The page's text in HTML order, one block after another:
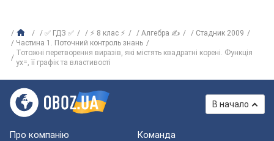
✅ ГДЗ ✅ ⚡ 8 клас ⚡ Алгебра ✍
Стадник 2009
Частина 1. Поточний контроль знань
Тотожні перетворення виразів, які містять квадратні корені. Функція
yx=, її графік та властивості
В начало
Про компанію Команда